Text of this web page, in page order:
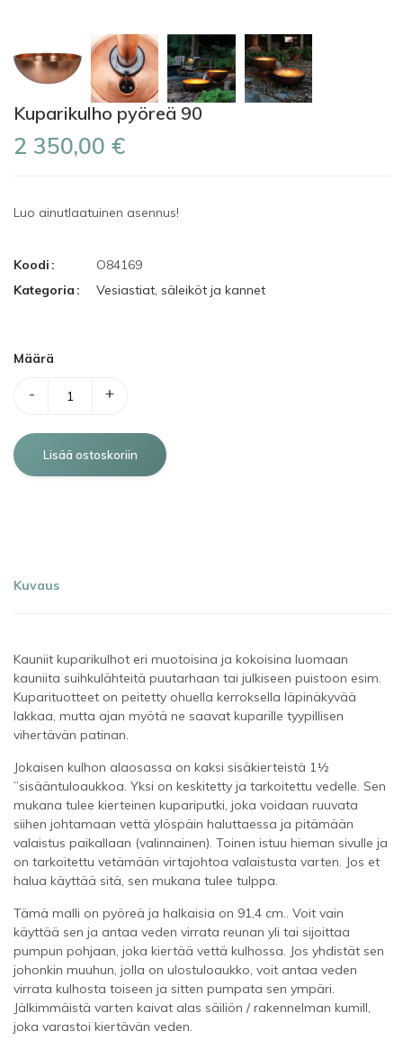
Kuparikulho pyöreä 90
2 350,00 €
Luo ainutlaatuinen asennus!
Koodi
O84169
Kategoria
Vesiastiat, säleiköt ja kannet
Määrä
- +
Kuvaus
Kauniit kuparikulhot eri muotoisina ja kokoisina luomaan
kauniita suihkulähteitä puutarhaan tai julkiseen puistoon esim.
Kuparituotteet on peitetty ohuella kerroksella läpinäkyvää
lakkaa, mutta ajan myötä ne saavat kuparille tyypillisen
vihertävän patinan.
Jokaisen kulhon alaosassa on kaksi sisäkierteistä 1½
”sisääntuloaukkoa. Yksi on keskitetty ja tarkoitettu vedelle. Sen
mukana tulee kierteinen kupariputki, joka voidaan ruuvata
siihen johtamaan vettä ylöspäin haluttaessa ja pitämään
valaistus paikallaan (valinnainen). Toinen istuu hieman sivulle ja
on tarkoitettu vetämään virtajohtoa valaistusta varten. Jos et
halua käyttää sitä, sen mukana tulee tulppa.
Tämä malli on pyöreä ja halkaisia on 91,4 cm.. Voit vain
käyttää sen ja antaa veden virrata reunan yli tai sijoittaa
pumpun pohjaan, joka kiertää vettä kulhossa. Jos yhdistät sen
johonkin muuhun, jolla on ulostuloaukko, voit antaa veden
virrata kulhosta toiseen ja sitten pumpata sen ympäri.
Jälkimmäistä varten kaivat alas säiliön / rakennelman kumill,
joka varastoi kiertävän veden.